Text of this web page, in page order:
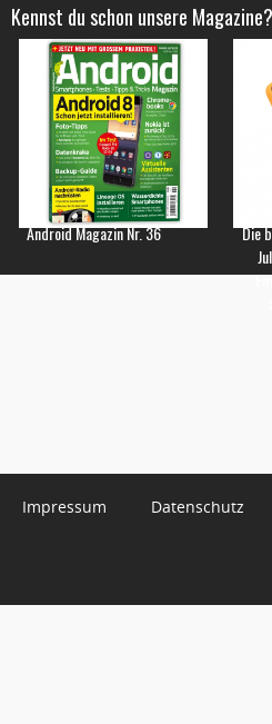
Kennst du schon unsere Magazine?
Android Magazin Nr. 36
Die
Impressum Datenschutz